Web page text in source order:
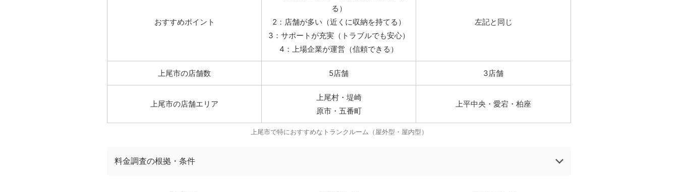
おすすめポイント
る）
2：店舗が多い（近くに収納を持てる）
3：サポートが充実（トラブルでも安心）
4：上場企業が運営（信頼できる）
左記と同じ
上尾市の店舗数 5店舗 3店舗
上尾市の店舗エリア
上尾村・堤崎
原市・五番町
上平中央・愛宕・柏座
上尾市で特におすすめなトランクルーム（屋外型・屋内型）
料金調査の根拠・条件